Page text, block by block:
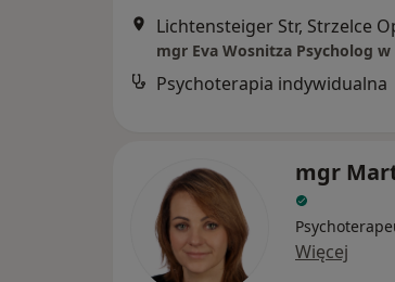
Lichtensteiger Str, Strzelce
mgr Eva Wosnitza Psycholog w
Psychoterapia indywidualna
mgr
Więcej